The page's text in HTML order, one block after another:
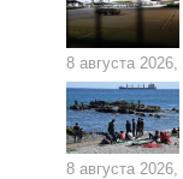
8 августа
8 августа